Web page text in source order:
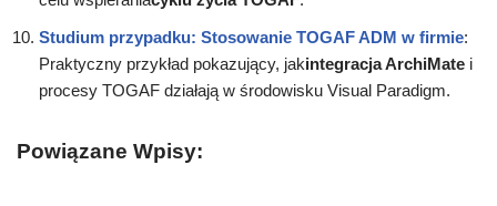
Studium przypadku: Stosowanie TOGAF ADM w firmie:
Praktyczny przykład pokazujący, jakintegracja ArchiMate i
procesy TOGAF działają w środowisku Visual Paradigm.
Powiązane Wpisy: